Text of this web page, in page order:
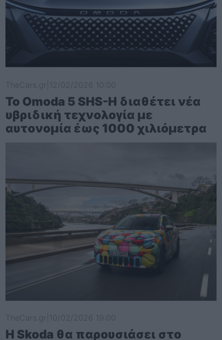
Το Omoda 5 SHS-H διαθέτει νέα
υβριδική τεχνολογία με
αυτονομία έως 1000 χιλιόμετρα
Η Skoda θα παρουσιάσει στο